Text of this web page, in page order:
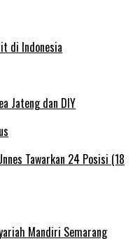
di Indonesia
Jateng dan DIY
Tawarkan 24 Posisi (18
Mandiri Semarang